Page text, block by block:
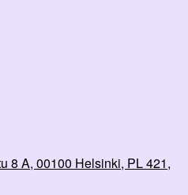
8 A, 00100 Helsinki, PL 421,